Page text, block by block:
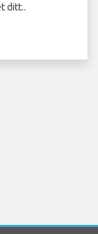
ditt..